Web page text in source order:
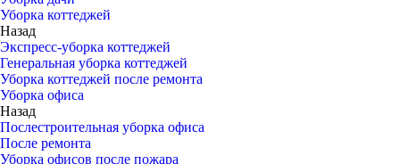
Уборка коттеджей
Назад
Экспресс-уборка коттеджей
Генеральная уборка коттеджей
Уборка коттеджей после ремонта
Уборка офиса
Назад
Послестроительная уборка офиса
После ремонта
Уборка офисов после пожара